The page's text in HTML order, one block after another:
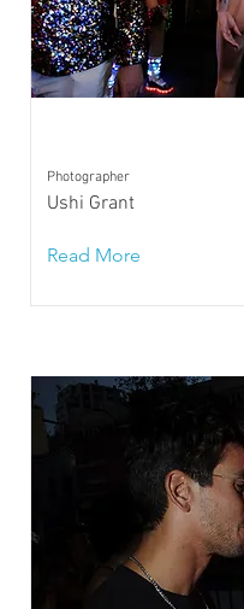
Photographer
Ushi Grant
Read More